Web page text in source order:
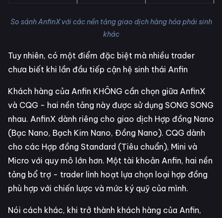
So sánh AnfinX với các nền tảng giao dịch hàng hóa phái sinh
khác
Tuy nhiên, có một điểm đặc biệt mà nhiều trader
chưa biết khi lần đầu tiếp cận hệ sinh thái Anfin
Khách hàng của Anfin KHÔNG cần chọn giữa AnfinX
và CQG - hai nền tảng này được sử dụng SONG SONG
nhau. AnfinX dành riêng cho giao dịch Hợp đồng Nano
(Bạc Nano, Bạch Kim Nano, Đồng Nano). CQG dành
cho các Hợp đồng Standard (Tiêu chuẩn), Mini và
Micro với quy mô lớn hơn. Một tài khoản Anfin, hai nền
tảng bổ trợ - trader linh hoạt lựa chọn loại hợp đồng
phù hợp với chiến lược và mức ký quỹ của mình.
Nói cách khác, khi trở thành khách hàng của Anfin,